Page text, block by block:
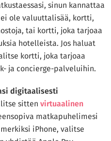
sinun kannattaa
ole valuuttalisää, kortti,
tai kortti, joka tarjoaa
hotelleista. Jos haluat
kortti, joka tarjoaa
ja concierge-palveluihin.
digitaalisesti
sitten virtuaalinen
matkapuhelimesi
iPhone, valitse